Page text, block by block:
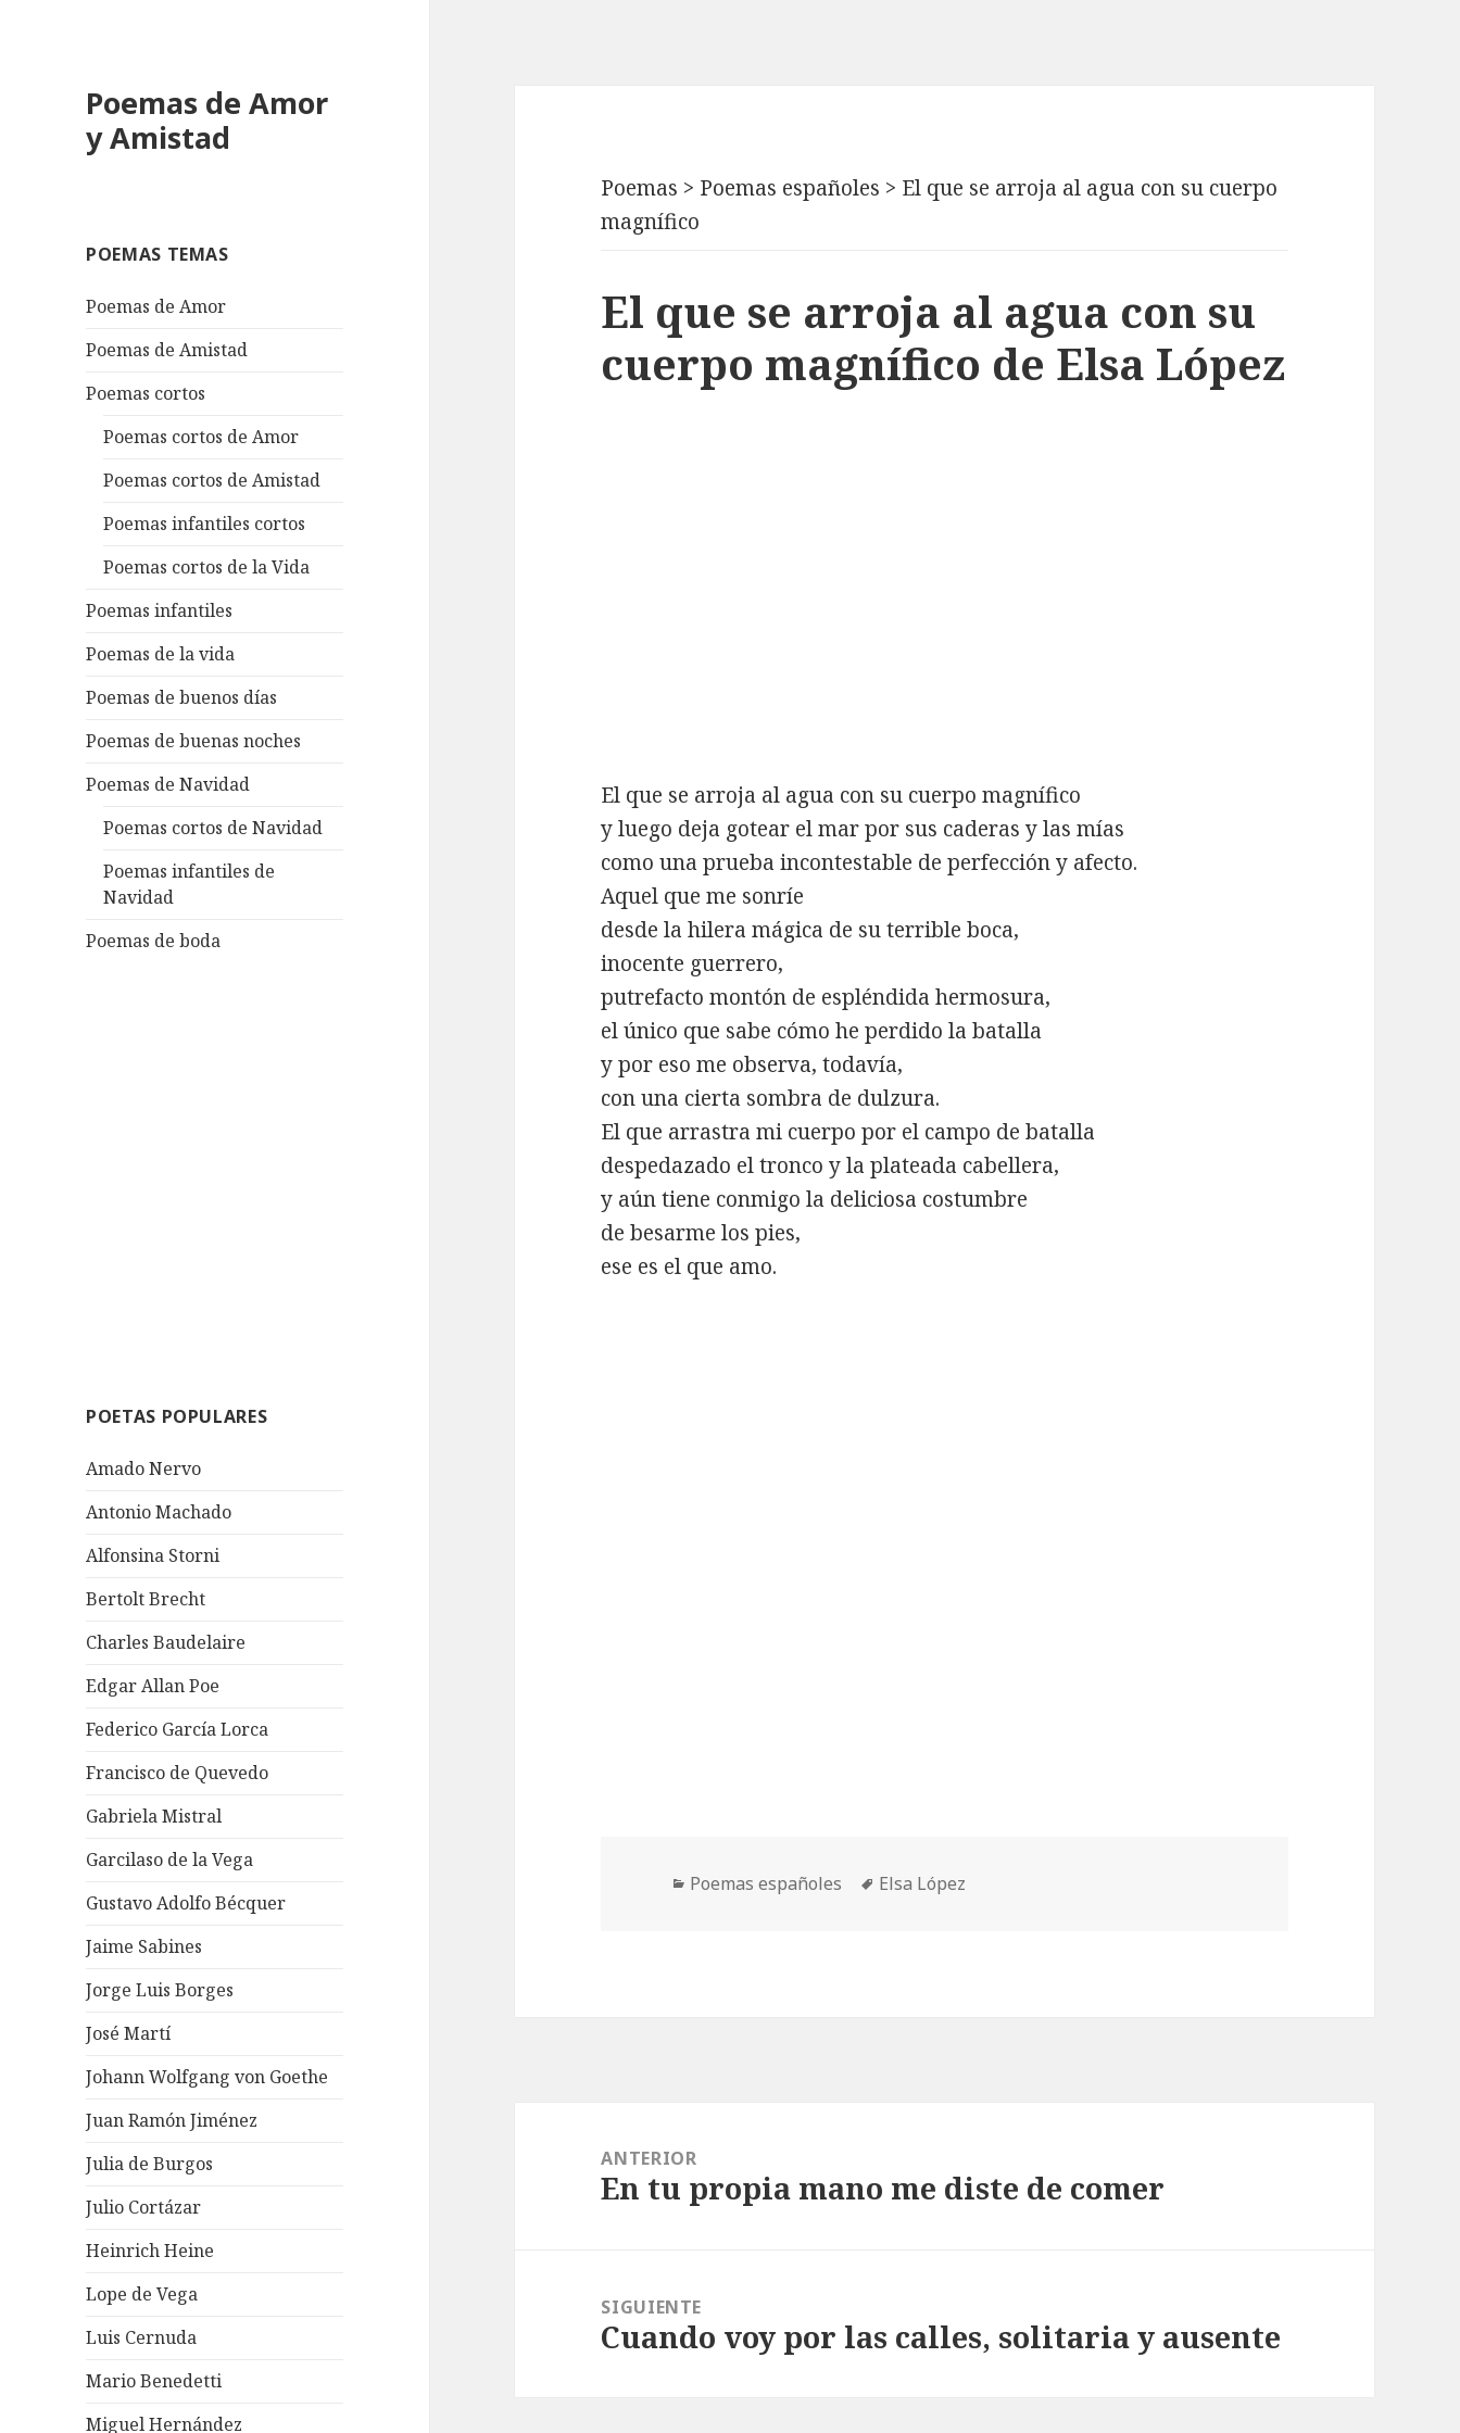
Poemas de Amor
y Amistad
POEMAS TEMAS
Poemas de Amor
Poemas de Amistad
Poemas cortos
Poemas cortos de Amor
Poemas cortos de Amistad
Poemas infantiles cortos
Poemas cortos de la Vida
Poemas infantiles
Poemas de la vida
Poemas de buenos días
Poemas de buenas noches
Poemas de Navidad
Poemas cortos de Navidad
Poemas infantiles de
Navidad
Poemas de boda
POETAS POPULARES
Amado Nervo
Antonio Machado
Alfonsina Storni
Bertolt Brecht
Charles Baudelaire
Edgar Allan Poe
Federico García Lorca
Francisco de Quevedo
Gabriela Mistral
Garcilaso de la Vega
Gustavo Adolfo Bécquer
Jaime Sabines
Jorge Luis Borges
José Martí
Johann Wolfgang von Goethe
Juan Ramón Jiménez
Julia de Burgos
Julio Cortázar
Heinrich Heine
Lope de Vega
Luis Cernuda
Mario Benedetti
Miguel Hernández
Poemas > Poemas españoles > El que se arroja al agua con su cuerpo
magnífico
El que se arroja al agua con su
cuerpo magnífico de Elsa López
El que se arroja al agua con su cuerpo magnífico
y luego deja gotear el mar por sus caderas y las mías
como una prueba incontestable de perfección y afecto.
Aquel que me sonríe
desde la hilera mágica de su terrible boca,
inocente guerrero,
putrefacto montón de espléndida hermosura,
el único que sabe cómo he perdido la batalla
y por eso me observa, todavía,
con una cierta sombra de dulzura.
El que arrastra mi cuerpo por el campo de batalla
despedazado el tronco y la plateada cabellera,
y aún tiene conmigo la deliciosa costumbre
de besarme los pies,
ese es el que amo.
Categorías
Poemas españoles Etiquetas
Elsa López
entradas
ANTERIOR
Entrada
En tu propia mano me diste de comer
SIGUIENTE
Entrada
Cuando voy por las calles, solitaria y ausente